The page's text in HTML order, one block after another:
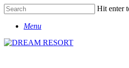
Skip
to
main
Hit enter
SearchMenu